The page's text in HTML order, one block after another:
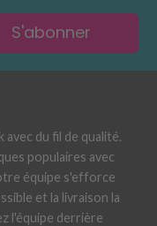
S'abonner
du fil de qualité.
populaires avec
équipe s'efforce
et la livraison la
l'équipe derrière